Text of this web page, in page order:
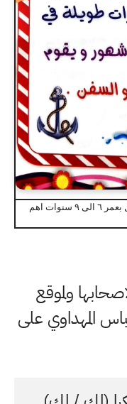
وسائل تعليمية مهنة القبطان بالصور للاطفال بعمر ٦ الى ٩ سنوات اهم
ولموقع
المهداوي على